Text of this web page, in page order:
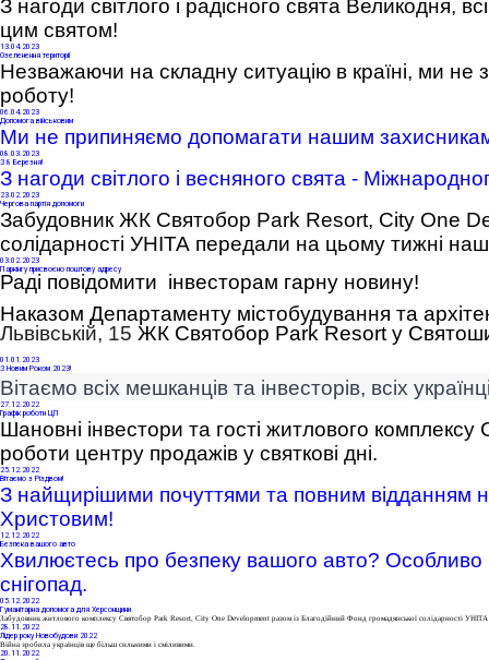
З нагоди світлого і радісного свята Великодня,
цим святом!
13.04.2023
Озеленення території
Незважаючи на складну ситуацію в країні, ми
роботу!
06.04.2023
Допомога військовим
Ми не припиняємо допомагати нашим
08.03.2023
З 8 Березня!
З нагоди світлого і весняного свята -
23.02.2023
Чергова партія допомоги
Забудовник ЖК Святобор Park Resort, City One
солідарності УНІТА передали на цьому тижні
03.02.2023
Паркінгу присвоєно поштову адресу
Раді повідомити інвесторам гарну новину!
Наказом Департаменту містобудування та
Львівській, 15 ЖК Святобор Park Resort у
01 .01.2023
З Новим Роком 2023!
Вітаємо всіх мешканців та інвесторів, всіх
27.12.2022
Графік роботи ЦП
Шановні інвестори та гості житлового
роботи центру продажів у святкові дні.
25.12.2022
Вітаємо з Різдвом!
З найщирішими почуттями та повним відданням
Христовим!
12.12.2022
Безпека вашого авто
Хвилюєтесь про безпеку вашого авто? Особливо
снігопад.
05.12.2022
Гуманітарна допомога для Херсонщини
Забудовник житлового комплексу Святобор Park Resort, City One Development разом із Благодійний Фонд громадянської солідарності УНІТА
28.11.2022
Лідер року Новобудови 2022
Війна зробила українців ще більш сильними і сміливими.
20.11.2022